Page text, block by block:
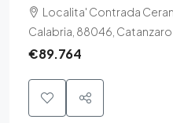
Localita' Contrada
Calabria, 88046, Catanzaro
€89.764